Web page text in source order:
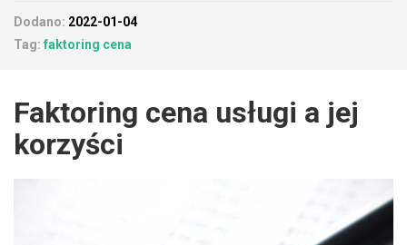
Dodano: 2022-01-04
Tag: faktoring cena
Faktoring cena usługi a jej
korzyści